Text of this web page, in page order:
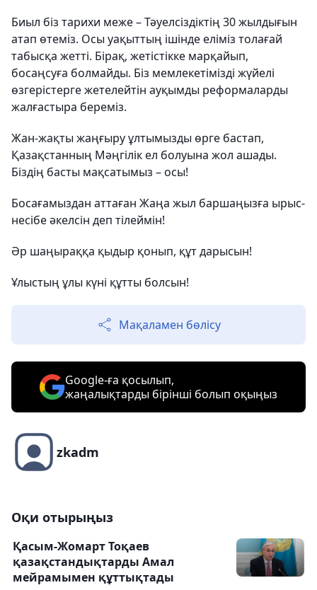
Биыл біз тарихи меже – Тәуелсіздіктің 30 жылдығын
атап өтеміз. Осы уақыттың ішінде еліміз толағай
табысқа жетті. Бірақ, жетістікке марқайып,
босаңсуға болмайды. Біз мемлекетімізді жүйелі
өзгерістерге жетелейтін ауқымды реформаларды
жалғастыра береміз.
Жан-жақты жаңғыру ұлтымызды өрге бастап,
Қазақстанның Мәңгілік ел болуына жол ашады.
Біздің басты мақсатымыз – осы!
Босағамыздан аттаған Жаңа жыл баршаңызға ырыс-
несібе әкелсін деп тілеймін!
Әр шаңыраққа қыдыр қонып, құт дарысын!
Ұлыстың ұлы күні құтты болсын!
Мақаламен бөлісу
Google-ға қосылып,
жаңалықтарды бірінші болып оқыңыз
zkadm
Оқи отырыңыз
Қасым-Жомарт Тоқаев
қазақстандықтарды Амал
мейрамымен құттықтады